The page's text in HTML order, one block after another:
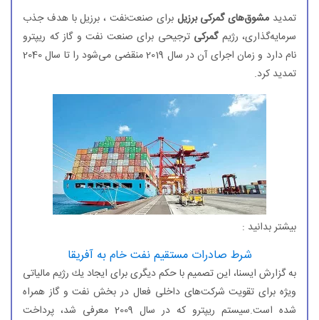
تمدید مشوق‌های گمركی برزیل‌ برای صنعت‌نفت ، برزیل با هدف جذب
سرمایه‌گذاری، رژیمگمركی ترجیحی برای صنعت نفت و گاز كه ریپترو
نام دارد و زمان اجرای آن در سال 2019 منقضی می‌شود را تا سال 2040
تمدید كرد.
بیشتر بدانید :
شرط صادرات مستقیم نفت خام به آفریقا
به گزارش ایسنا، این تصمیم با حكم دیگری برای ایجاد یك رژیم مالیاتی
ویژه برای تقویت شركت‌های داخلی فعال در بخش نفت و گاز همراه
شده است.سیستم ریپترو كه در سال 2009 معرفی شد، پرداخت